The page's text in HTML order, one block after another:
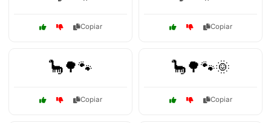
Copiar Copiar
🦕🌳🐾
Copiar
🦕🌳🐾🌞
Copiar